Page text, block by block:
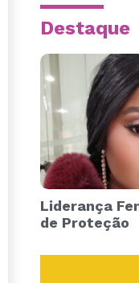
Destaque
Liderança
de Proteção